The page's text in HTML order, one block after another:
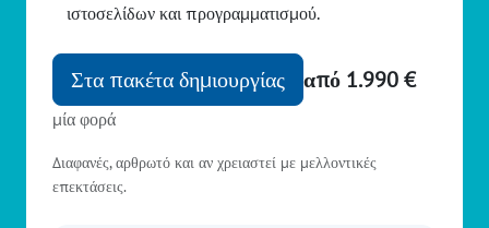
ιστοσελίδων και προγραμματισμού.
Στα πακέτα δημιουργίας από 1.990 €
μία φορά
Διαφανές, αρθρωτό και αν χρειαστεί με μελλοντικές
επεκτάσεις.